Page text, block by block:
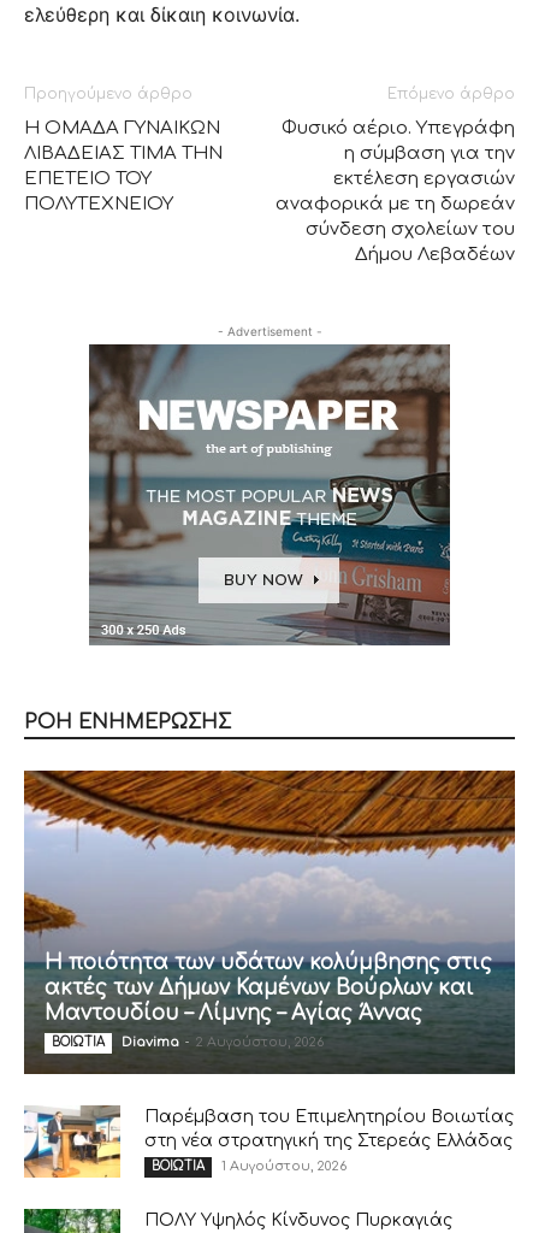
ελεύθερη και δίκαιη κοινωνία.
Προηγούμενο άρθρο
Η ΟΜΑΔΑ ΓΥΝΑΙΚΩΝ
ΛΙΒΑΔΕΙΑΣ ΤΙΜΑ ΤΗΝ
ΕΠΕΤΕΙΟ ΤΟΥ
ΠΟΛΥΤΕΧΝΕΙΟΥ
Επόμενο άρθρο
Φυσικό αέριο. Υπεγράφη
η σύμβαση για την
εκτέλεση εργασιών
αναφορικά με τη δωρεάν
σύνδεση σχολείων του
Δήμου Λεβαδέων
- Advertisement -
ΡΟΗ ΕΝΗΜΕΡΩΣΗΣ
Η ποιότητα των υδάτων κολύμβησης στις
ακτές των Δήμων Καμένων Βούρλων και
Μαντουδίου – Λίμνης – Αγίας Άννας
ΒΟΙΩΤΙΑ Diavima - 2 Αυγούστου, 2026
Παρέμβαση του Επιμελητηρίου Βοιωτίας
στη νέα στρατηγική της Στερεάς Ελλάδας
ΒΟΙΩΤΙΑ 1 Αυγούστου, 2026
ΠΟΛΥ Υψηλός Κίνδυνος Πυρκαγιάς